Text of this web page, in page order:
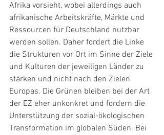
Afrika vorsieht, wobei allerdings auch
afrikanische Arbeitskräfte, Märkte und
Ressourcen für Deutschland nutzbar
werden sollen. Daher fordert die Linke
die Strukturen vor Ort im Sinne der Ziele
und Kulturen der jeweiligen Länder zu
stärken und nicht nach den Zielen
Europas. Die Grünen bleiben bei der Art
der EZ eher unkonkret und fordern die
Unterstützung der sozial-ökologischen
Transformation im globalen Süden. Bei